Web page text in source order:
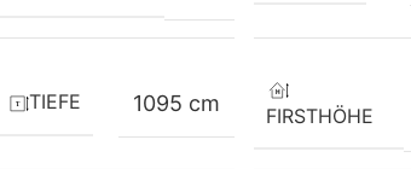
TIEFE 1095 cm
FIRSTHÖHE